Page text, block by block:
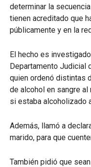
determinar la
tienen acreditado que
públicamente y en la
El hecho es
Departamento Judicial
quien ordenó distintas
de alcohol en sangre
si estaba alcoholizado
Además, llamó a
marido, para que
También pidió que